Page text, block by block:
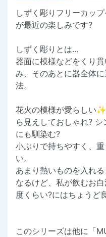
しずく彫りフリーカッ
が最近の楽しみです?
しずく彫りとは...
器面に模様などをくり
み、そのあとに器全体
法。
花火の模様が愛らしい
ら見えしておしゃれ?
にも馴染む?
小ぶりで持ちやすく、
い。
あまり熱いものを入れ
なるけど、私が飲むお
度くらい?にはちょうど
このシリーズは他に「